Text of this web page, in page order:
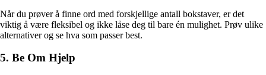
Når du prøver å finne ord med forskjellige antall bokstaver, er det
viktig å være fleksibel og ikke låse deg til bare én mulighet. Prøv ulike
alternativer og se hva som passer best.
5. Be Om Hjelp